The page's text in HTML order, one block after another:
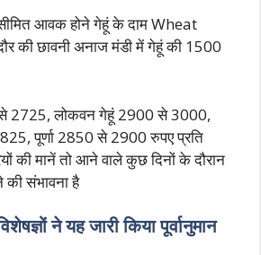
आवक होने गेहूं के दाम Wheat
की छावनी अनाज मंडी में गेहूं की 1500
से 2725, लोकवन गेहूं 2900 से 3000,
पूर्णा 2850 से 2900 रुपए प्रति
की मानें तो आने वाले कुछ दिनों के दौरान
संभावना है
ने यह जारी किया पूर्वानुमान